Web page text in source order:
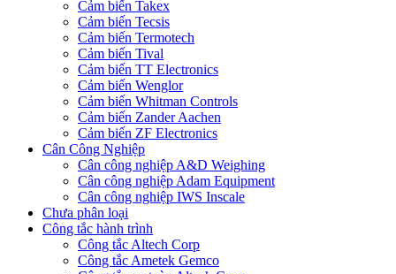
Cảm biến Takex
Cảm biến Tecsis
Cảm biến Termotech
Cảm biến Tival
Cảm biến TT Electronics
Cảm biến Wenglor
Cảm biến Whitman Controls
Cảm biến Zander Aachen
Cảm biến ZF Electronics
Cân Công Nghiệp
Cân công nghiệp A&D Weighing
Cân công nghiệp Adam Equipment
Cân công nghiệp IWS Inscale
Chưa phân loại
Công tắc hành trình
Công tắc Altech Corp
Công tắc Ametek Gemco